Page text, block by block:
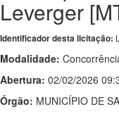
Leverger
Identificador desta licitação:
Modalidade:
Abertura: 02/02/2026
Órgão: MUNICÍPIO DE